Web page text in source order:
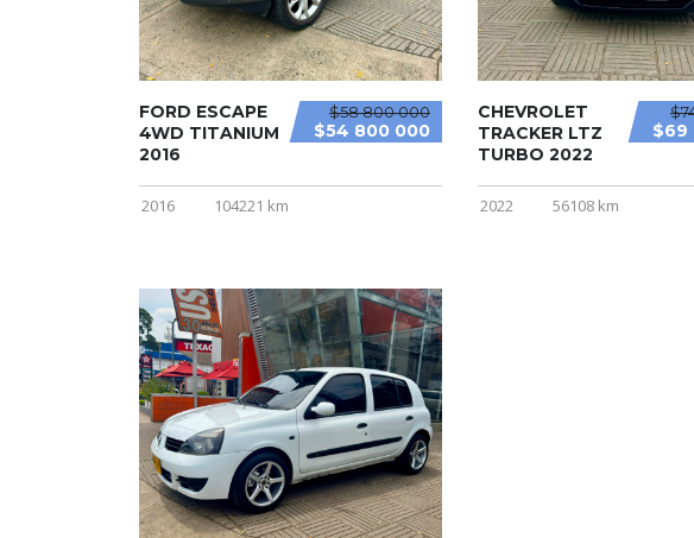
$58 800 000
$54 800 000
FORD ESCAPE
4WD TITANIUM
2016
2016 104221 km
$69
CHEVROLET
TRACKER LTZ
TURBO 2022
2022 56108 km